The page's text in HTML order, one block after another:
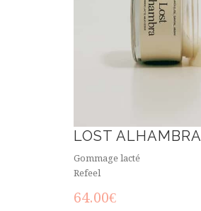
LOST ALHAMBRA
Gommage lacté
Refeel
64.00€